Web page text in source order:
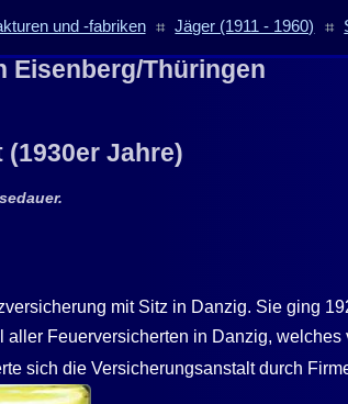
und -fabriken ⌗ Jäger (1911 - 1960) ⌗
Eisenberg/Thüringen
(1930er Jahre)
mit Sitz in Danzig. Sie ging
Feuerversicherten in Danzig,
sich die Versicherungsanstalt durch